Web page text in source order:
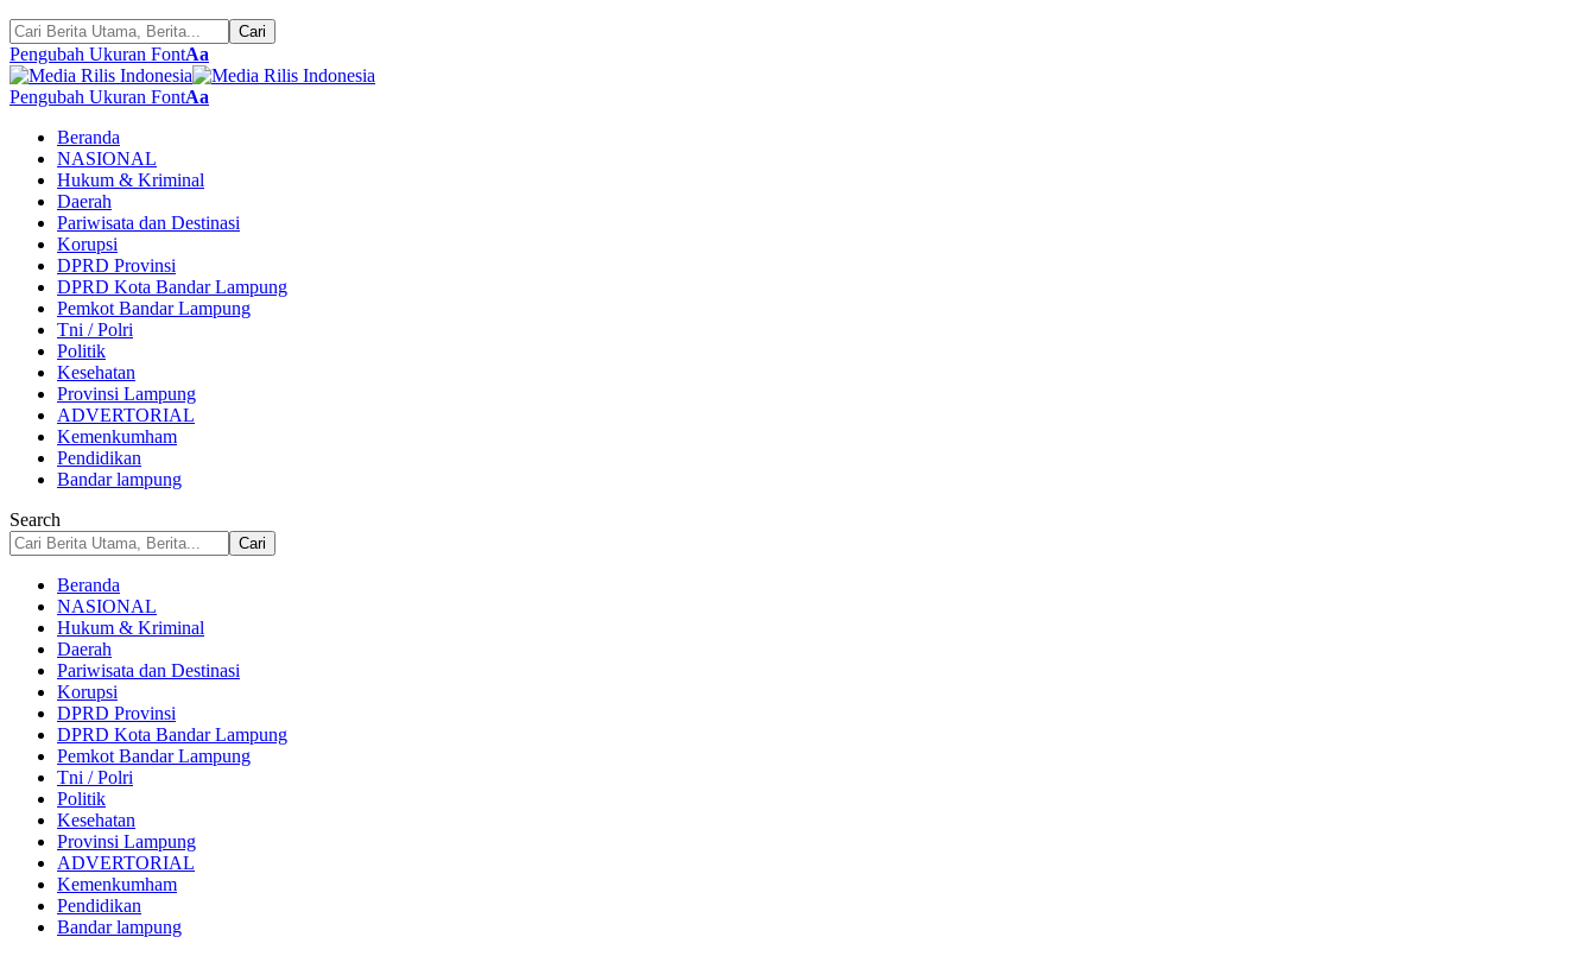
Pengubah Ukuran FontAa
Pengubah Ukuran FontAa
Beranda
NASIONAL
Hukum & Kriminal
Daerah
Pariwisata dan Destinasi
Korupsi
DPRD Provinsi
DPRD Kota Bandar Lampung
Pemkot Bandar Lampung
Tni / Polri
Politik
Kesehatan
Provinsi Lampung
ADVERTORIAL
Kemenkumham
Pendidikan
Bandar lampung
Search
Beranda
NASIONAL
Hukum & Kriminal
Daerah
Pariwisata dan Destinasi
Korupsi
DPRD Provinsi
DPRD Kota Bandar Lampung
Pemkot Bandar Lampung
Tni / Polri
Politik
Kesehatan
Provinsi Lampung
ADVERTORIAL
Kemenkumham
Pendidikan
Bandar lampung